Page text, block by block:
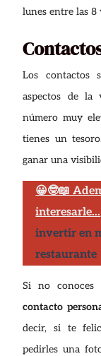
lunes entre las 8
Los contactos
aspectos de la
número muy
tienes un
ganar una
😀🤓📖
interesarle...
invertir en
restaurante
Si no conoces
contacto
decir, si te
pedirles una